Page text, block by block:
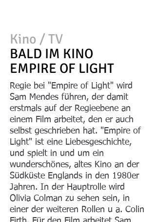
Kino / TV
BALD IM KINO
EMPIRE OF LIGHT
Regie bei "Empire of Light" wird
Sam Mendes führen, der damit
erstmals auf der Regieebene an
einem Film arbeitet, den er auch
selbst geschrieben hat. "Empire of
Light" ist eine Liebesgeschichte,
und spielt in und um ein
wunderschönes, altes Kino an der
Südküste Englands in den 1980er
Jahren. In der Hauptrolle wird
Olivia Colman zu sehen sein, in
einer der weiteren Rollen u a. Colin